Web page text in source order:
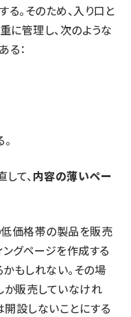
。そのため、入り口と
に管理し、次のような
る：
て、内容の薄いペー
低価格帯の製品を販売
ングページを作成する
もしれない。その場
か販売していなけれ
設しないことにする